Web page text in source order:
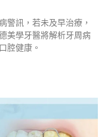
警訊，若未及早治療，
美學牙醫將解析牙周病
腔健康。